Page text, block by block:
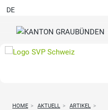
DE
HOME > AKTUELL > ARTIKEL >